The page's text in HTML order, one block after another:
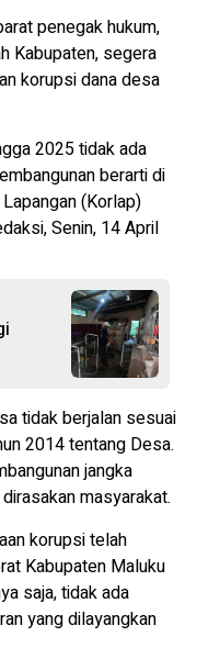
penegak hukum,
Kabupaten, segera
korupsi dana desa
2025 tidak ada
berarti di
(Korlap)
Senin, 14 April
tidak berjalan sesuai
2014 tentang Desa.
jangka
masyarakat.
korupsi telah
Kabupaten Maluku
saja, tidak ada
yang dilayangkan